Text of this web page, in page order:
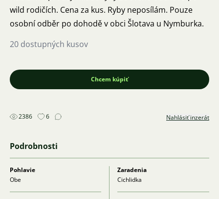
wild rodičích. Cena za kus. Ryby neposílám. Pouze
osobní odběr po dohodě v obci Šlotava u Nymburka.
20 dostupných kusov
Chcem kúpiť
2386 6 Nahlásiť inzerát
Podrobnosti
Pohlavie
Obe
Zaradenia
Cichlidka